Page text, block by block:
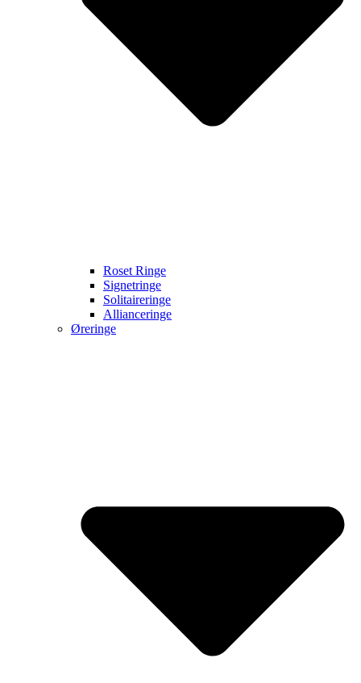
Roset Ringe
Signetringe
Solitaireringe
Allianceringe
Øreringe